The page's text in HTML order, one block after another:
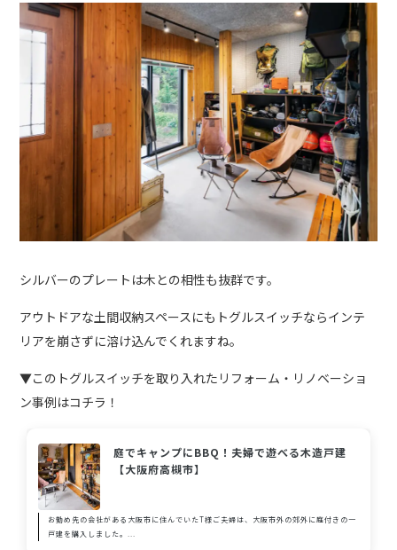
シルバーのプレートは木との相性も抜群です。
アウトドアな土間収納スペースにもトグルスイッチならインテ
リアを崩さずに溶け込んでくれますね。
▼このトグルスイッチを取り入れたリフォーム・リノベーショ
ン事例はコチラ！
庭でキャンプにBBQ！夫婦で遊べる木造戸建
【大阪府高槻市】
お勤め先の会社がある大阪市に住んでいたT様ご夫婦は、大阪市外の郊外に庭付きの一
戸建を購入しました。...